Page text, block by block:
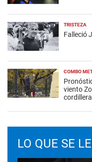
TRISTEZA
Falleció
COMBO
viento
cordillera
LO QUE SE